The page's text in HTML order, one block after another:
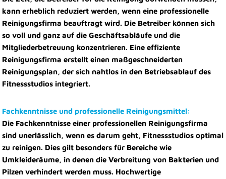
kann erheblich reduziert werden, wenn eine professionelle
Reinigungsfirma beauftragt wird. Die Betreiber können sich
so voll und ganz auf die Geschäftsabläufe und die
Mitgliederbetreuung konzentrieren. Eine effiziente
Reinigungsfirma erstellt einen maßgeschneiderten
Reinigungsplan, der sich nahtlos in den Betriebsablauf des
Fitnessstudios integriert.
Fachkenntnisse und professionelle Reinigungsmittel:
Die Fachkenntnisse einer professionellen Reinigungsfirma
sind unerlässlich, wenn es darum geht, Fitnessstudios optimal
zu reinigen. Dies gilt besonders für Bereiche wie
Umkleideräume, in denen die Verbreitung von Bakterien und
Pilzen verhindert werden muss. Hochwertige